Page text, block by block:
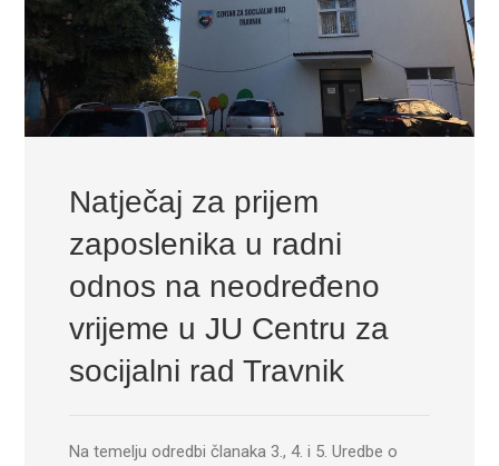
Natječaj za prijem
zaposlenika u radni
odnos na neodređeno
vrijeme u JU Centru za
socijalni rad Travnik
Na temelju odredbi članaka 3., 4. i 5. Uredbe o